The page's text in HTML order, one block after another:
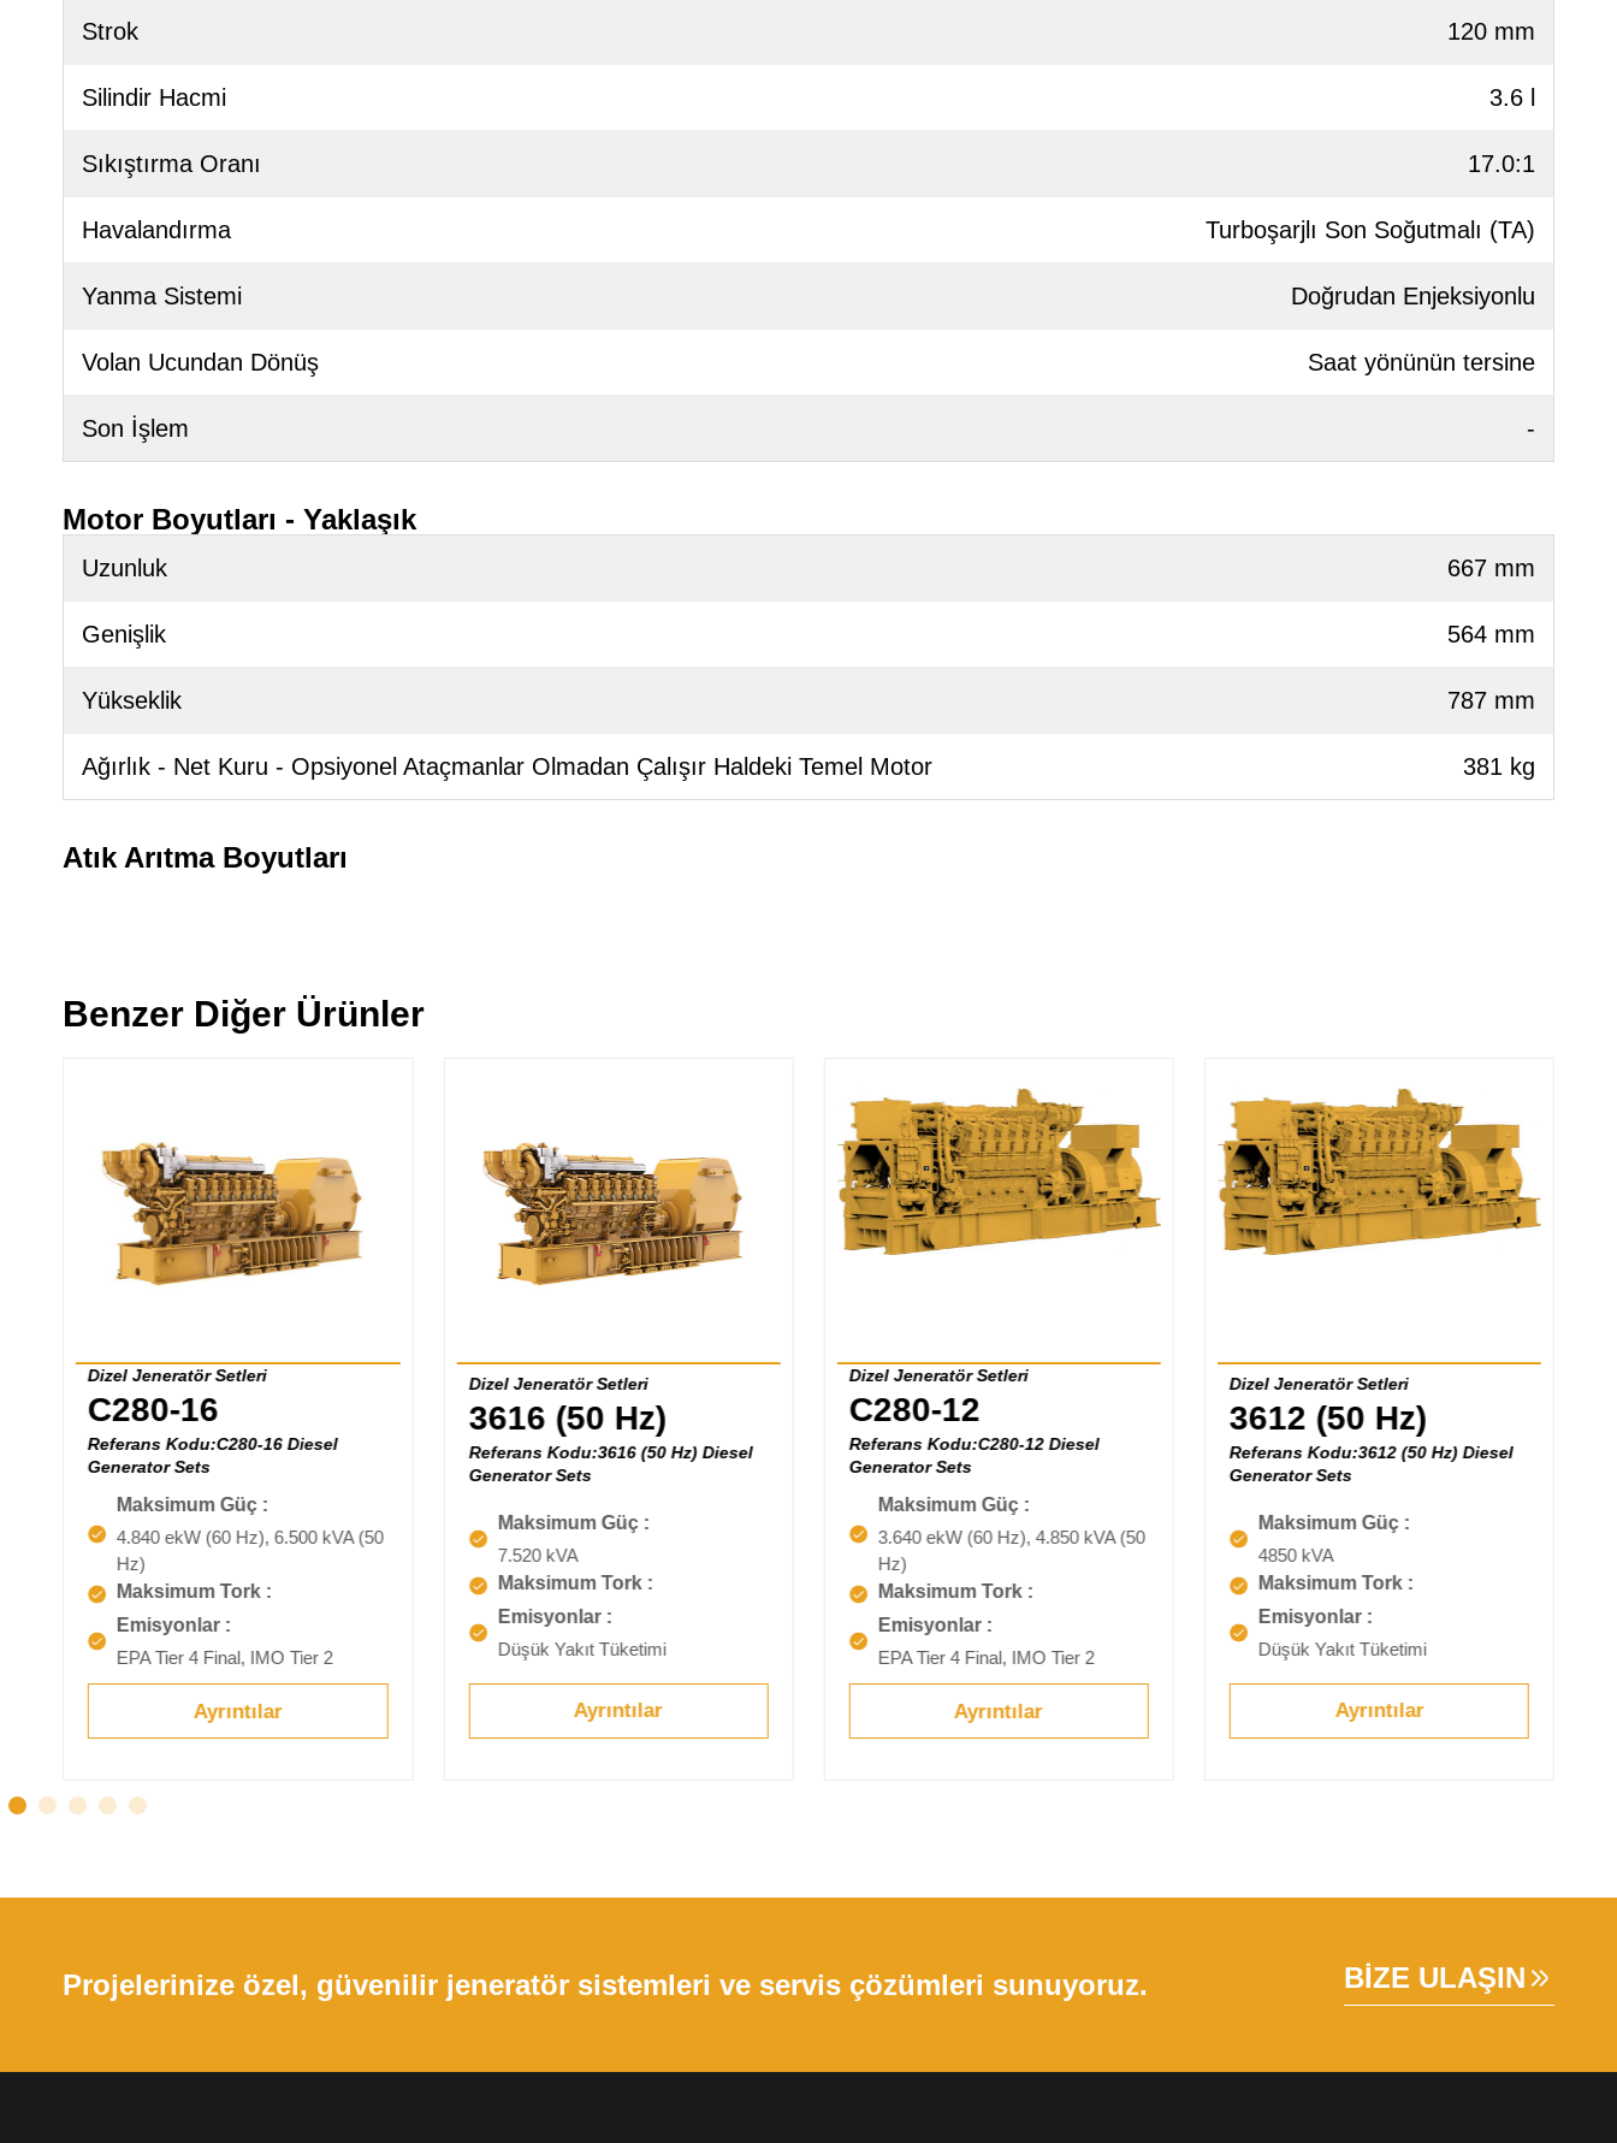
Strok 120 mm
Silindir Hacmi 3.6 l
Sıkıştırma Oranı 17.0:1
Havalandırma Turboşarjlı Son Soğutmalı (TA)
Yanma Sistemi Doğrudan Enjeksiyonlu
Volan Ucundan Dönüş Saat yönünün tersine
Son İşlem -
Motor Boyutları - Yaklaşık
Uzunluk 667 mm
Genişlik 564 mm
Yükseklik 787 mm
Ağırlık - Net Kuru - Opsiyonel Ataçmanlar Olmadan Çalışır Haldeki Temel Motor 381 kg
Atık Arıtma Boyutları
Benzer Diğer Ürünler
Dizel Jeneratör Setleri
C280-16
Referans Kodu:C280-16 Diesel
Generator Sets
Maksimum Güç :
4.840 ekW (60 Hz), 6.500 kVA (50
Hz)
Maksimum Tork :
Emisyonlar :
EPA Tier 4 Final, IMO Tier 2
Ayrıntılar
Dizel Jeneratör Setleri
3616 (50 Hz)
Referans Kodu:3616 (50 Hz) Diesel
Generator Sets
Maksimum Güç :
7.520 kVA
Maksimum Tork :
Emisyonlar :
Düşük Yakıt Tüketimi
Ayrıntılar
Dizel Jeneratör Setleri
C280-12
Referans Kodu:C280-12 Diesel
Generator Sets
Maksimum Güç :
3.640 ekW (60 Hz), 4.850 kVA (50
Hz)
Maksimum Tork :
Emisyonlar :
EPA Tier 4 Final, IMO Tier 2
Ayrıntılar
Dizel Jeneratör Setleri
3612 (50 Hz)
Referans Kodu:3612 (50 Hz) Diesel
Generator Sets
Maksimum Güç :
4850 kVA
Maksimum Tork :
Emisyonlar :
Düşük Yakıt Tüketimi
Ayrıntılar
Projelerinize özel, güvenilir jeneratör sistemleri ve servis çözümleri sunuyoruz. BİZE ULAŞIN